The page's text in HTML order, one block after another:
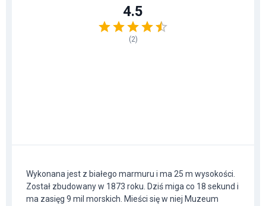
4.5
(2)
Wykonana jest z białego marmuru i ma 25 m wysokości.
Został zbudowany w 1873 roku. Dziś miga co 18 sekund i
ma zasięg 9 mil morskich. Mieści się w niej Muzeum